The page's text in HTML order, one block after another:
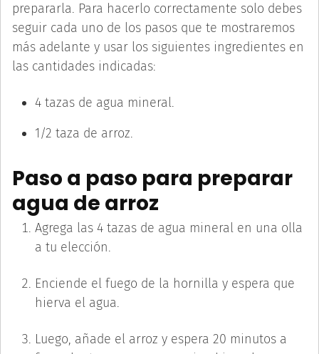
prepararla. Para hacerlo correctamente solo debes
seguir cada uno de los pasos que te mostraremos
más adelante y usar los siguientes ingredientes en
las cantidades indicadas:
4 tazas de agua mineral.
1/2 taza de arroz.
Paso a paso para preparar
agua de arroz
Agrega las 4 tazas de agua mineral en una olla
a tu elección.
Enciende el fuego de la hornilla y espera que
hierva el agua.
Luego, añade el arroz y espera 20 minutos a